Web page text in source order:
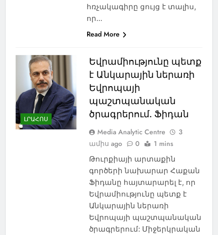
հռչակագիրը ցույց է տալիս,
որ…
Read More
ԼՐԱՀՈՍ
Եվրամիությունը պետք
է Անկարային ներառի
Եվրոպայի
պաշտպանական
ծրագրերում. Ֆիդան
Media Analytic Centre
3
ամիս ago
0 1 mins
Թուրքիայի արտաքին
գործերի նախարար Հաքան
Ֆիդանը հայտարարել է, որ
Եվրամիությունը պետք է
Անկարային ներառի
Եվրոպայի պաշտպանական
ծրագրերում: Միջերկրական